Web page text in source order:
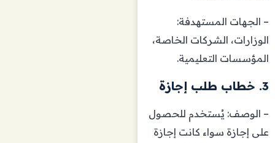
– الجهات المستهدفة:
الوزارات، الشركات الخاصة،
المؤسسات التعليمية.
3. خطاب طلب إجازة
– الوصف: يُستخدم للحصول
على إجازة سواء كانت إجازة